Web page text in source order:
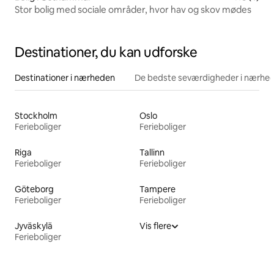
Stor bolig med sociale områder, hvor hav og skov mødes
Destinationer, du kan udforske
Destinationer i nærheden De bedste seværdigheder i
Stockholm
Ferieboliger
Oslo
Ferieboliger
Riga
Ferieboliger
Tallinn
Ferieboliger
Göteborg
Ferieboliger
Tampere
Ferieboliger
Jyväskylä
Ferieboliger
Vis flere